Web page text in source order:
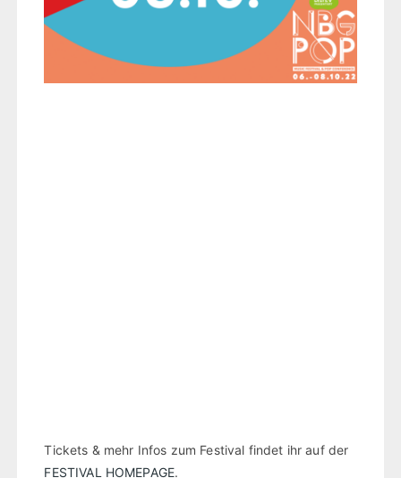
Tickets & mehr Infos zum Festival findet ihr auf der
FESTIVAL HOMEPAGE.